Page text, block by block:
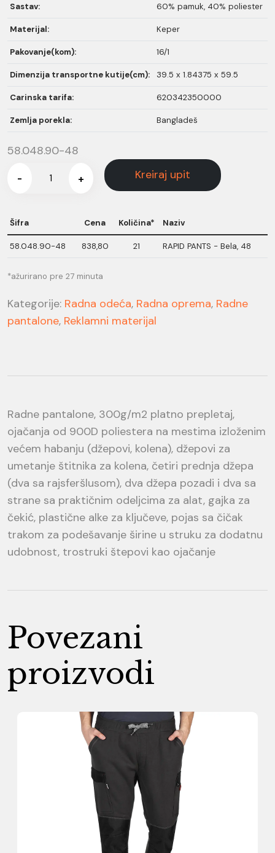
Sastav: 60% pamuk, 40% poliester
Materijal: Keper
Pakovanje(kom): 16/1
Dimenzija transportne kutije(cm): 39.5 x 1.84375 x 59.5
Carinska tarifa: 620342350000
Zemlja porekla: Bangladeš
58.048.90-48
- + Kreiraj upit
Šifra Cena Količina* Naziv
58.048.90-48 838,80 21 RAPID PANTS - Bela, 48
*ažurirano pre 27 minuta
Kategorije: Radna odeća, Radna oprema, Radne
pantalone, Reklamni materijal
Radne pantalone, 300g/m2 platno prepletaj,
ojačanja od 900D poliestera na mestima izloženim
većem habanju (džepovi, kolena), džepovi za
umetanje štitnika za kolena, četiri prednja džepa
(dva sa rajsferšlusom), dva džepa pozadi i dva sa
strane sa praktičnim odeljcima za alat, gajka za
čekić, plastične alke za ključeve, pojas sa čičak
trakom za podešavanje širine u struku za dodatnu
udobnost, trostruki štepovi kao ojačanje
Povezani
proizvodi